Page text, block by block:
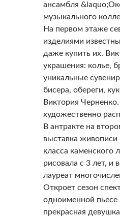
ансамбля
музыкального
На первом этаже
изделиями
даже купить их.
украшения: колье,
уникальные
бисера, обереги,
Виктория
художественно
В антракте на
выставка
класса
рисовала с 3 лет, и
лауреат
Откроет сезон
одноименной пьесе
прекрасная